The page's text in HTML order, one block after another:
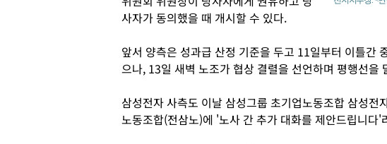
사자가 동의했을 때 개시할 수 있다.
앞서 양측은 성과급 산정 기준을 두고 11일부터 이틀간
으나, 13일 새벽 노조가 협상 결렬을 선언하며 평행선을
삼성전자 사측도 이날 삼성그룹 초기업노동조합 삼성전
노동조합(전삼노)에 '노사 간 추가 대화를 제안드립니다'